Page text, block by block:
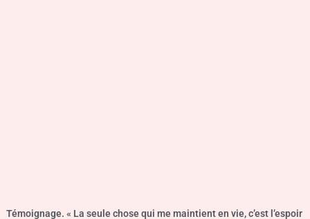
Témoignage. « La seule chose qui me maintient en vie, c’est l’espoir